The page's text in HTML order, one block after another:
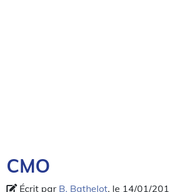
CMO
Écrit par B. Bathelot, le 14/01/